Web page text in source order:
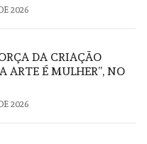
2026
DA CRIAÇÃO
ARTE É MULHER”, NO
2026